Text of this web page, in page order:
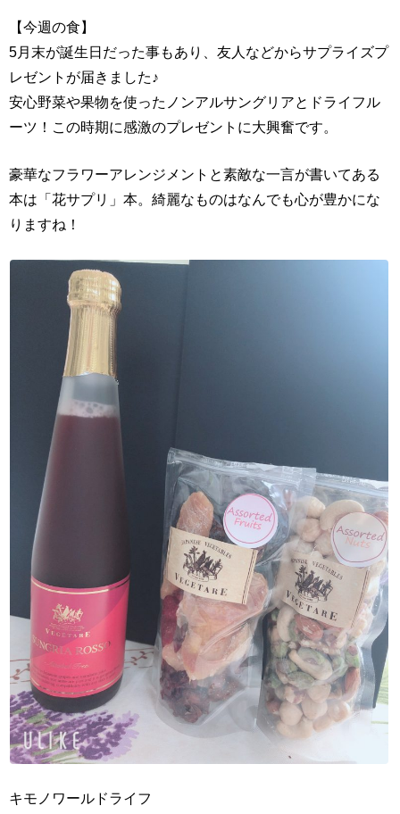
【今週の食】
5月末が誕生日だった事もあり、友人などからサプライズプ
レゼントが届きました♪
安心野菜や果物を使ったノンアルサングリアとドライフル
ーツ！この時期に感激のプレゼントに大興奮です。
豪華なフラワーアレンジメントと素敵な一言が書いてある
本は「花サプリ」本。綺麗なものはなんでも心が豊かにな
りますね！
キモノワールドライフ